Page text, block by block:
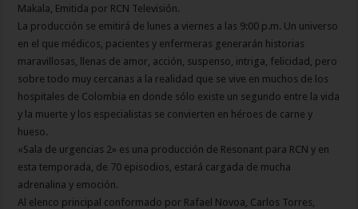
Makala, Emitida por RCN Televisión.
La producción se emitirá de lunes a viernes a las 9:00 p.m. Un universo
en el que médicos, pacientes y enfermeras generarán historias
maravillosas, llenas de amor, acción, suspenso, intriga, felicidad, pero
sobre todo muy cercanas a la realidad que se vive en muchos de los
hospitales de Colombia en donde sólo existe un segundo entre la vida
y la muerte y los especialistas se convierten en héroes de carne y
hueso.
«Sala de urgencias 2» es una producción de Resonant para RCN y en
esta temporada, de 70 episodios, estará cargada de mucha
adrenalina y emoción.
Al elenco principal conformado por Rafael Novoa, Carlos Torres,